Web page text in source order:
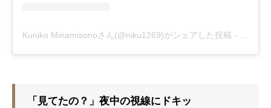
Kuniko Minamisonoさん(@niku1269)がシェアした投稿 - 2018年
「見てたの？」夜中の視線にドキッ